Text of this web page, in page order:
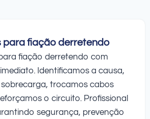
para fiação derretendo
fiação derretendo com
Identificamos a causa,
trocamos cabos
o circuito. Profissional
segurança, prevenção